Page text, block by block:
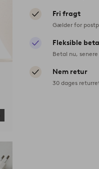
Fri fragt
Gælder for
Fleksible
Betal nu,
Nem retur
30 dages